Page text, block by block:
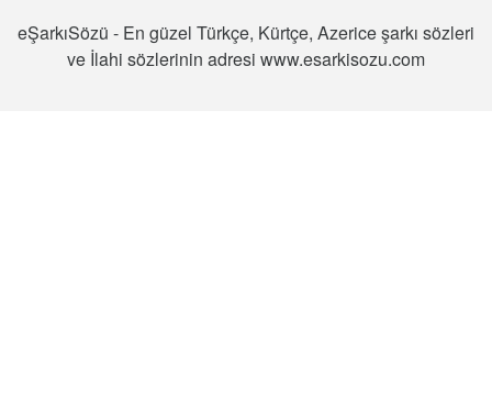
eŞarkıSözü - En güzel Türkçe, Kürtçe, Azerice şarkı sözleri
ve İlahi sözlerinin adresi www.esarkisozu.com